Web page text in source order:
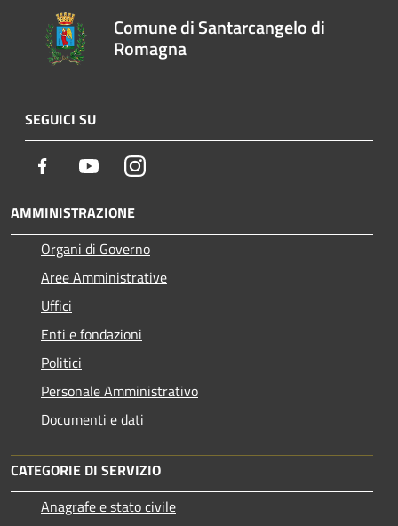
Comune di Santarcangelo di
Romagna
SEGUICI SU
Facebook YoutubeInstagram
AMMINISTRAZIONE
Organi di Governo
Aree Amministrative
Uffici
Enti e fondazioni
Politici
Personale Amministrativo
Documenti e dati
CATEGORIE DI SERVIZIO
Anagrafe e stato civile